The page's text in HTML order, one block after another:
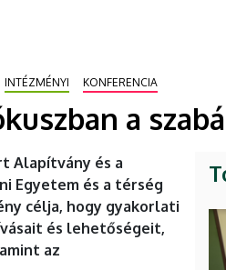
INTÉZMÉNYI KONFERENCIA
a
Alapítvány és a
Egyetem és a térség
célja, hogy gyakorlati
és lehetőségeit,
az